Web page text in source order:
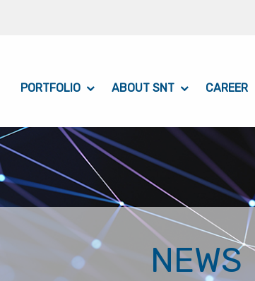
PORTFOLIO ABOUT SNT CAREER
NEWS